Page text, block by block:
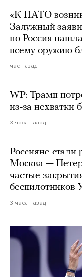
«К НАТО
Залужный
но Россия
всему оружию
час назад
WP: Трамп
из-за нехватки
3 часа назад
Россияне стали
Москва —
частые
беспилотников
3 часа назад